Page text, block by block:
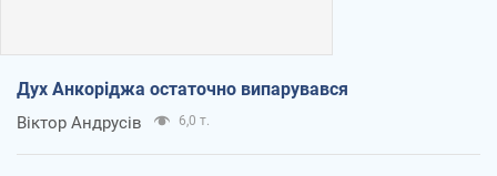
Дух Анкоріджа остаточно випарувався
Віктор Андрусів 6,0 т.